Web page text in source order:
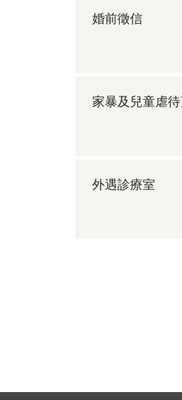
婚前徵信
家暴及兒童虐
外遇診療室